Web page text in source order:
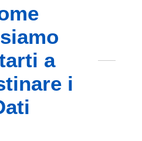
a
i